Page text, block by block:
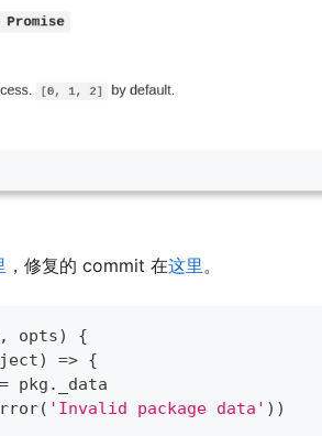
，修复的 commit 在这里。
, opts)
{
) => {
= pkg .
_data
( 'Invalid package data' ) )